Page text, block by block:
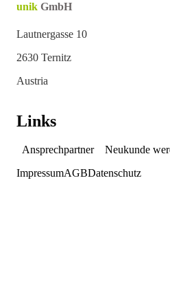
unik GmbH
Lautnergasse 10
2630 Ternitz
Austria
Links
Ansprechpartner Neukunde
ImpressumAGBDatenschutz